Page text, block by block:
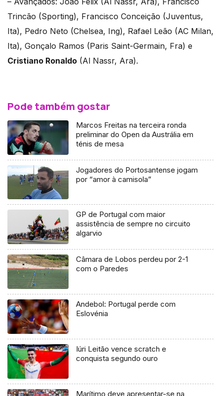
Trincão (Sporting), Francisco Conceição (Juventus,
Ita), Pedro Neto (Chelsea, Ing), Rafael Leão (AC Milan,
Ita), Gonçalo Ramos (Paris Saint-Germain, Fra) e
Cristiano Ronaldo (Al Nassr, Ara).
Pode também gostar
Marcos Freitas na terceira ronda
preliminar do Open da Austrália em
ténis de mesa
Jogadores do Portosantense jogam
por “amor à camisola”
GP de Portugal com maior
assistência de sempre no circuito
algarvio
Câmara de Lobos perdeu por 2-1
com o Paredes
Andebol: Portugal perde com
Eslovénia
Iúri Leitão vence scratch e
conquista segundo ouro
Marítimo deve apresentar-se na